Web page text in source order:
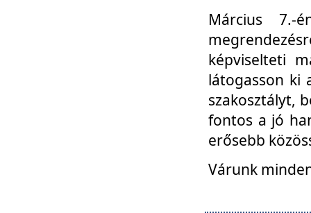
Március 7.-
képviselteti
látogasson ki
szakosztályt,
fontos a jó
erősebb
Várunk